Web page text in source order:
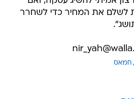
לשלם את המחיר כדי לשחרר
חמאס